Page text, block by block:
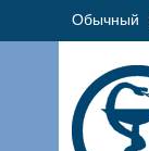
Обычный